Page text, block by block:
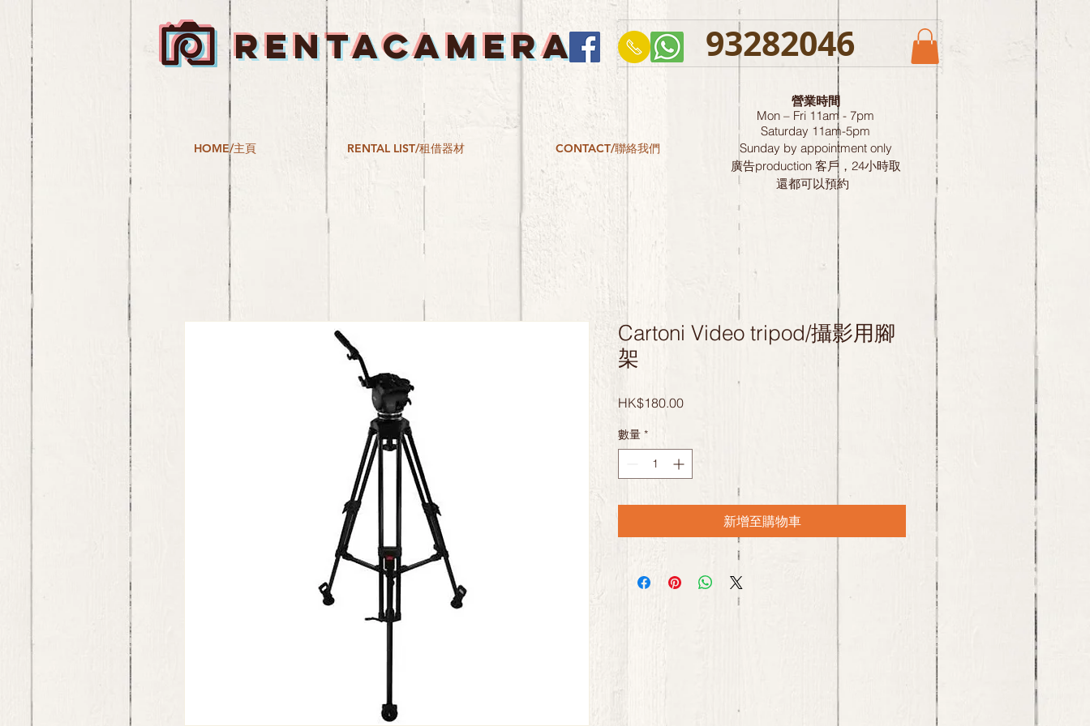
RENTACAMERA 93282046
HOME/主頁 RENTAL LIST/租借器材 CONTACT/聯絡我們
營業時間
Mon – Fri 11am - 7pm
Saturday 11am-5pm
Sunday by appointment only
廣告production 客戶，24小時取
還都可以預約
Cartoni Video tripod/攝影用腳
架
HK$180.00價
數量 *
新增至購物車